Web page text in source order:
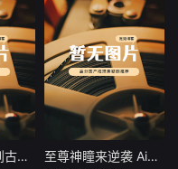
京阙折枝之穿到古代变团宠 Ai漫剧 京阙折枝之穿到古代变团宠 Ai漫剧 至尊神瞳来逆袭 Ai漫剧 至尊神瞳来逆袭 Ai漫剧